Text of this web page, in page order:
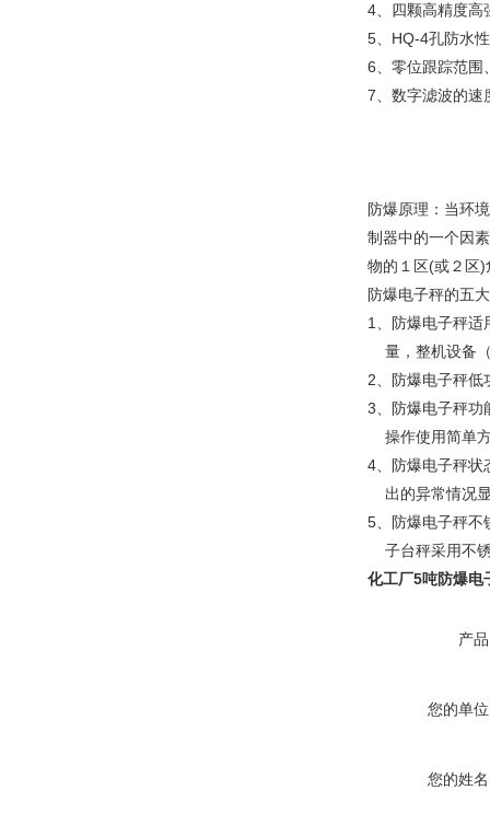
4、四颗高精度高
5、HQ-4孔防水
6、零位跟踪范围
7、数字滤波的速
防爆原理：当环
制器中的一个因
物的１区(或２区
防爆电子秤的五
1、防爆电子秤适
量，整机设备
2、防爆电子秤低
3、防爆电子秤功
操作使用简单
4、防爆电子秤状
出的异常情况
5、防爆电子秤不
子台秤采用不
化工厂5吨防爆电
产
您的单
您的姓